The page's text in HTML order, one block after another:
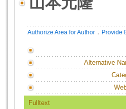
Authorize Area for Author ． Provide
Alternative
Fulltext